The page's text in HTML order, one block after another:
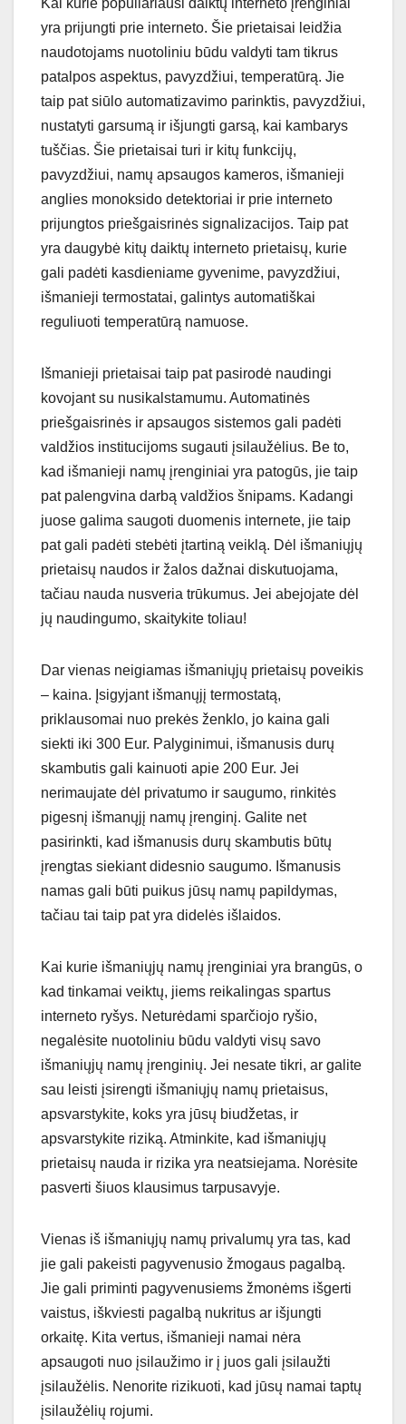
Kai kurie populiariausi daiktų interneto įrenginiai
yra prijungti prie interneto. Šie prietaisai leidžia
naudotojams nuotoliniu būdu valdyti tam tikrus
patalpos aspektus, pavyzdžiui, temperatūrą. Jie
taip pat siūlo automatizavimo parinktis, pavyzdžiui,
nustatyti garsumą ir išjungti garsą, kai kambarys
tuščias. Šie prietaisai turi ir kitų funkcijų,
pavyzdžiui, namų apsaugos kameros, išmanieji
anglies monoksido detektoriai ir prie interneto
prijungtos priešgaisrinės signalizacijos. Taip pat
yra daugybė kitų daiktų interneto prietaisų, kurie
gali padėti kasdieniame gyvenime, pavyzdžiui,
išmanieji termostatai, galintys automatiškai
reguliuoti temperatūrą namuose.
Išmanieji prietaisai taip pat pasirodė naudingi
kovojant su nusikalstamumu. Automatinės
priešgaisrinės ir apsaugos sistemos gali padėti
valdžios institucijoms sugauti įsilaužėlius. Be to,
kad išmanieji namų įrenginiai yra patogūs, jie taip
pat palengvina darbą valdžios šnipams. Kadangi
juose galima saugoti duomenis internete, jie taip
pat gali padėti stebėti įtartiną veiklą. Dėl išmaniųjų
prietaisų naudos ir žalos dažnai diskutuojama,
tačiau nauda nusveria trūkumus. Jei abejojate dėl
jų naudingumo, skaitykite toliau!
Dar vienas neigiamas išmaniųjų prietaisų poveikis
– kaina. Įsigyjant išmanųjį termostatą,
priklausomai nuo prekės ženklo, jo kaina gali
siekti iki 300 Eur. Palyginimui, išmanusis durų
skambutis gali kainuoti apie 200 Eur. Jei
nerimaujate dėl privatumo ir saugumo, rinkitės
pigesnį išmanųjį namų įrenginį. Galite net
pasirinkti, kad išmanusis durų skambutis būtų
įrengtas siekiant didesnio saugumo. Išmanusis
namas gali būti puikus jūsų namų papildymas,
tačiau tai taip pat yra didelės išlaidos.
Kai kurie išmaniųjų namų įrenginiai yra brangūs, o
kad tinkamai veiktų, jiems reikalingas spartus
interneto ryšys. Neturėdami sparčiojo ryšio,
negalėsite nuotoliniu būdu valdyti visų savo
išmaniųjų namų įrenginių. Jei nesate tikri, ar galite
sau leisti įsirengti išmaniųjų namų prietaisus,
apsvarstykite, koks yra jūsų biudžetas, ir
apsvarstykite riziką. Atminkite, kad išmaniųjų
prietaisų nauda ir rizika yra neatsiejama. Norėsite
pasverti šiuos klausimus tarpusavyje.
Vienas iš išmaniųjų namų privalumų yra tas, kad
jie gali pakeisti pagyvenusio žmogaus pagalbą.
Jie gali priminti pagyvenusiems žmonėms išgerti
vaistus, iškviesti pagalbą nukritus ar išjungti
orkaitę. Kita vertus, išmanieji namai nėra
apsaugoti nuo įsilaužimo ir į juos gali įsilaužti
įsilaužėlis. Nenorite rizikuoti, kad jūsų namai taptų
įsilaužėlių rojumi.